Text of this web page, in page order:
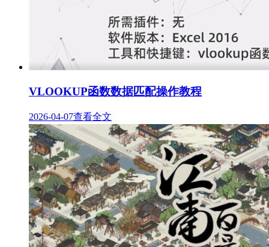
VLOOKUP函数数据匹配操作教程
2026-04-07查看全文